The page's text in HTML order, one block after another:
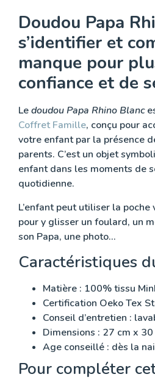
Doudou Papa
s’identifier et
manque pour
confiance et de
Ledoudou Papa Rhino Blanc
Coffret Famille, conçu pour
votre enfant par la présence
parents. C’est un objet
enfant dans les moments de
quotidienne.
L’enfant peut utiliser la
pour y glisser un foulard, un
son Papa, une photo…
Caractéristiques
Matière : 100% tissu
Certification Oeko Tex
Conseil d’entretien :
Dimensions : 27 cm x
Age conseillé : dès la
Pour compléter